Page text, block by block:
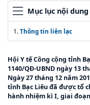
Mục lục nội dung
Thông tin liên lạc
Hội Y tế Công cộng tỉnh
1140/QĐ-UBND ngày 13
Ngày 27 tháng 12 năm
tỉnh Bạc Liêu đã được tổ
hành nhiệm kì I, giai đoạn